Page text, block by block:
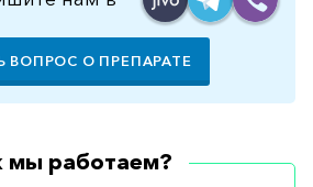
ВОПРОС О ПРЕПАРАТЕ
мы работаем?